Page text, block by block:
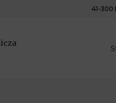
41-300